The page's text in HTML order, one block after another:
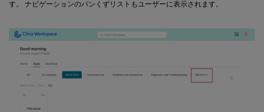
す。 ナビゲーションのパンくずリストもユーザーに表示されます。